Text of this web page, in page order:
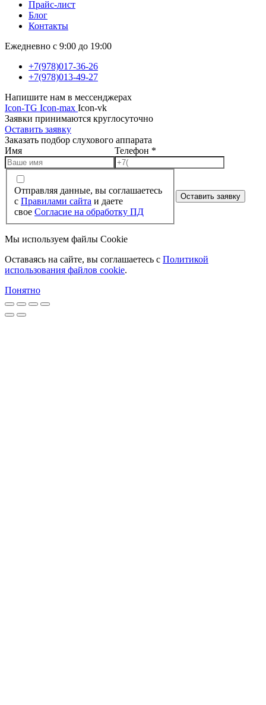
Прайс-лист
Блог
Контакты
Ежедневно с 9:00 до 19:00
+7(978)017-36-26
+7(978)013-49-27
Напишите нам в мессенджерах
Icon-TG Icon-max Icon-vk
Заявки принимаются круглосуточно
Оставить заявку
Заказать подбор слухового аппарата
Имя
Телефон *
Отправляя данные, вы соглашаетесь
с Правилами сайта и даете
свое Согласие на обработку ПД
Оставить заявку
Мы используем файлы Cookie
Оставаясь на сайте, вы соглашаетесь c Политикой
использования файлов cookie.
Понятно